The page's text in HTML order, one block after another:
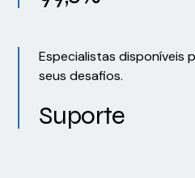
Especialistas disponíveis
seus desafios.
Suporte